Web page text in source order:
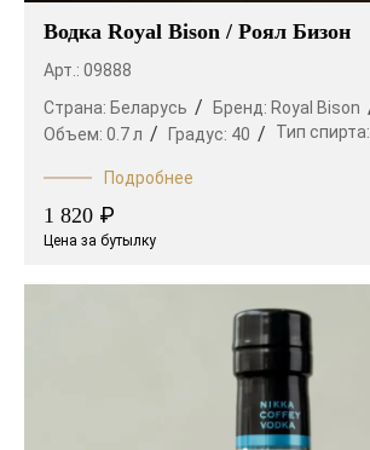
Водка Royal Bison / Роял Бизон
Арт.: 09888
Страна: Беларусь Бренд: Royal Bison
Объем: 0.7 л Градус: 40 Тип спирта:
Подробнее
1 820 ₽
Цена за бутылку